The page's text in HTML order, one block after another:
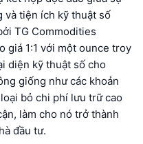
và tiện ích kỹ thuật số
TG Commodities
giá 1:1 với một ounce troy
diện kỹ thuật số cho
giống như các khoản
bỏ chi phí lưu trữ cao
làm cho nó trở thành
đầu tư.